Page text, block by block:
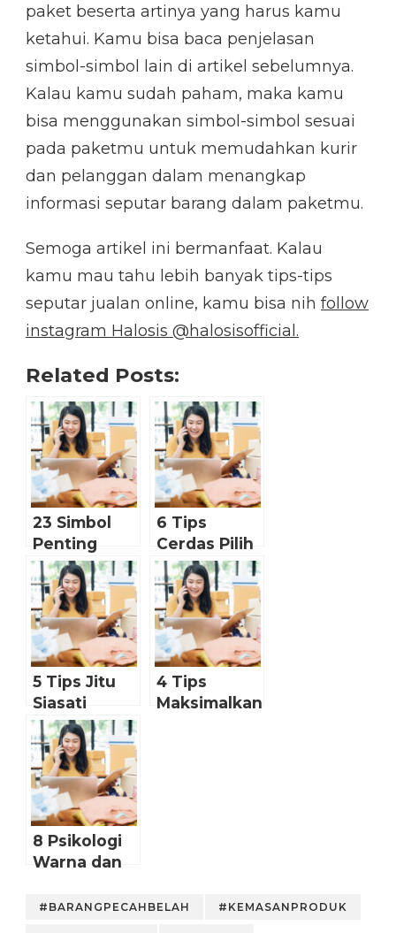
paket beserta artinya yang harus kamu
ketahui. Kamu bisa baca penjelasan
simbol-simbol lain di artikel sebelumnya.
Kalau kamu sudah paham, maka kamu
bisa menggunakan simbol-simbol sesuai
pada paketmu untuk memudahkan kurir
dan pelanggan dalam menangkap
informasi seputar barang dalam paketmu.
Semoga artikel ini bermanfaat. Kalau
kamu mau tahu lebih banyak tips-tips
seputar jualan online, kamu bisa nih follow
instagram Halosis @halosisofficial.
Related Posts:
23 Simbol
Penting
pada
Packing dan
Artinya (I)
6 Tips
Cerdas Pilih
Jasa
Ekspedisi
untuk Toko
Online
5 Tips Jitu
Siasati
Ongkir
Mahal
Belanja
Online
4 Tips
Maksimalkan
8 Psikologi
Warna dan
untuk
#BARANGPECAHBELAH #KEMASANPRODUK